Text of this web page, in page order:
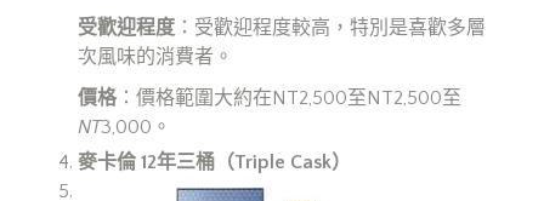
受歡迎程度 ：受歡迎程度較高，特別是喜歡多層
次風味的消費者。
價格 ：價格範圍大約在NT2,500至NT2,500至
NT3,000。
麥卡倫 12年三桶（Triple Cask）